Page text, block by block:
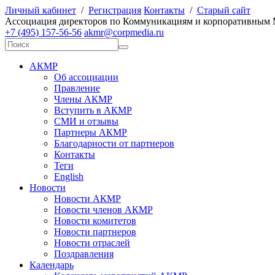
Личный кабинет / Регистрация Контакты / Старый сайт
Ассоциация директоров по Коммуникациям и корпоративным
+7 (495) 157-56-56 akmr@corpmedia.ru
АКМР
Об ассоциации
Правление
Члены АКМР
Вступить в АКМР
СМИ и отзывы
Партнеры АКМР
Благодарности от партнеров
Контакты
Теги
English
Новости
Новости АКМР
Новости членов АКМР
Новости комитетов
Новости партнеров
Новости отраслей
Поздравления
Календарь